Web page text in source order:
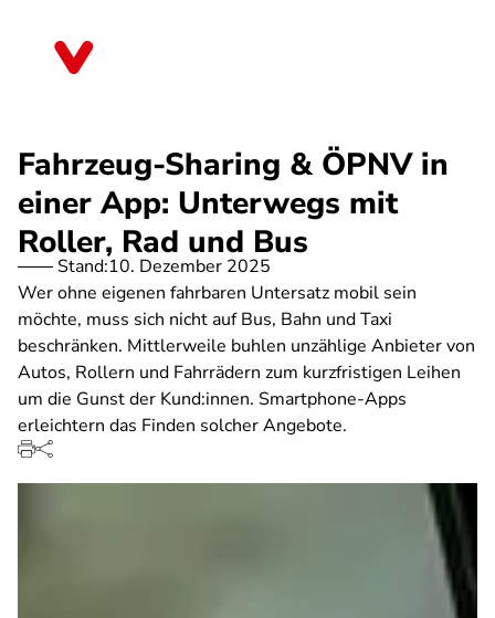
Fahrzeug-Sharing & ÖPNV in
einer App: Unterwegs mit
Roller, Rad und Bus
Stand:10. Dezember 2025
Wer ohne eigenen fahrbaren Untersatz mobil sein
möchte, muss sich nicht auf Bus, Bahn und Taxi
beschränken. Mittlerweile buhlen unzählige Anbieter von
Autos, Rollern und Fahrrädern zum kurzfristigen Leihen
um die Gunst der Kund:innen. Smartphone-Apps
erleichtern das Finden solcher Angebote.